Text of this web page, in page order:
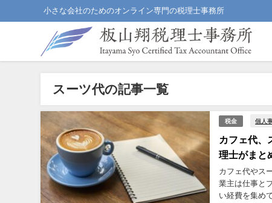
小さな会社のためのオンライン専門の税理士事務所
スーツ代の記事一覧
税金 個人
カフェ代、
理士がまと
カフェ代やス
業主は仕事と
い経費を集め